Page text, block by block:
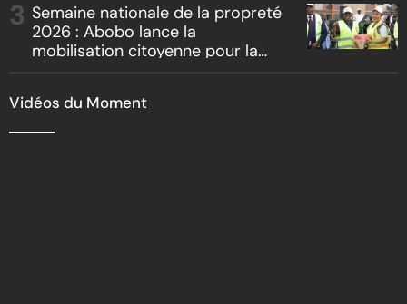
Semaine nationale de la propreté
2026 : Abobo lance la
mobilisation citoyenne pour la
Vidéos du Moment